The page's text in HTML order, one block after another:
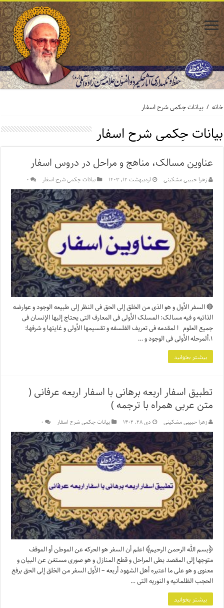
خانه / بیانات حِکمی شرح اسفار
بیانات حِکمی شرح اسفار
عناوین مسالک، مناهج و مراحل در دروس اسفار
زهرا حبیبی مشکینی اردیبهشت ۱۲, ۱۴۰۳ بیانات حِکمی شرح اسفار ۰
🔴 السفر الأول و هو الذی من الخلق إلى الحق فی النظر إلى طبیعه الوجود و عوارضه
الذاتیه و فیه مسالک: المسلک الأولی فی المعارف التی یحتاج إلیها الإنسان فی
جمیع العلوم ا لمقدمه فی تعریف الفلسفه و تقسیمها الأولی و غایتها و شرفها:
۱.ألمرحله الأولی فی الوجود و …
بیشتر بخوانید
تطبیق اسفار اربعه برهانی با اسفار اربعه عرفانی (
متن عربی همراه با ترجمه )
زهرا حبیبی مشکینی دی ۲۸, ۱۴۰۲ بیانات حِکمی شرح اسفار ۰
﴿بسم الله الرحمن الرحیم﴾ اعلم أن السفر هو الحرکه عن الموطن أو الموقف
متوجها إلى المقصد بطی المراحل و قطع المنازل و هو صوری مستغن عن البیان و
معنوی و هو على ما اعتبره أهل الشهود أربعه – الأول السفر من الخلق إلى الحق برفع
الحجب الظلمانیه و النوریه التی …
بیشتر بخوانید